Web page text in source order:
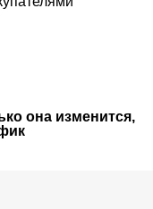
она изменится,